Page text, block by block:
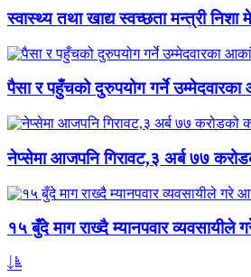
स्वास्थ्य तथा खाद्य स्वच्छता मन्त्री निशा
पैसा र पहुँचको दुरुपयोग गर्ने उम्मेदवारका
नेप्सेमा आजपनि गिरावट,३ अर्ब ७७
१५ बुँदे माग राख्दै म्यानपवार